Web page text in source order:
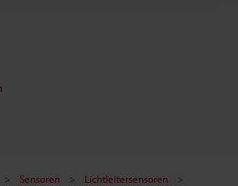
Sensoren
Lichtleitersensoren